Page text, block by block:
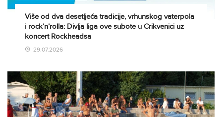
Više od dva desetljeća tradicije, vrhunskog vaterpola
i rock’n’rolla: Divlja liga ove subote u Crikvenici uz
koncert Rockheadsa
29.07.2026